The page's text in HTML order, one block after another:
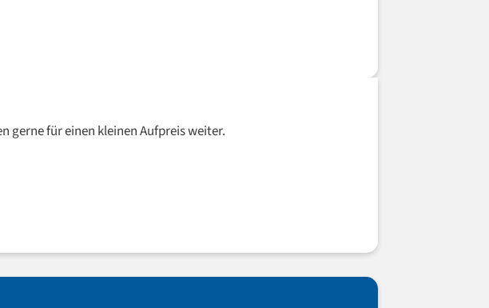
gerne für einen kleinen Aufpreis weiter.